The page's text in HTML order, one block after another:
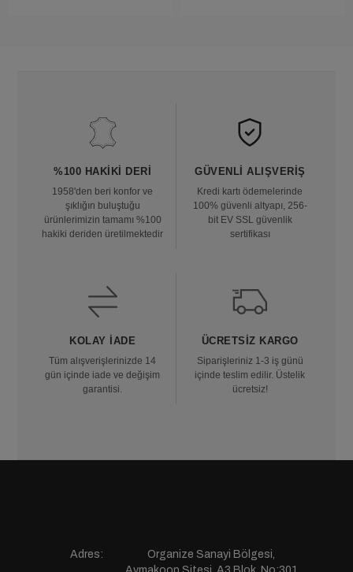
%100 HAKIKI DERI
1958'den beri konfor ve
şıklığın buluştuğu
ürünlerimizin tamamı %100
hakiki deriden üretilmektedir
GÜVENLI ALIŞVERIŞ
Kredi kartı ödemelerinde
100% güvenli altyapı, 256-
bit EV SSL güvenlik
sertifikası
KOLAY İADE
Tüm alışverişlerinizde 14
gün içinde iade ve değişim
garantisi.
ÜCRETSIZ KARGO
Siparişleriniz 1-3 iş günü
içinde teslim edilir. Üstelik
ücretsiz!
Adres:
Organize Sanayi Bölgesi,